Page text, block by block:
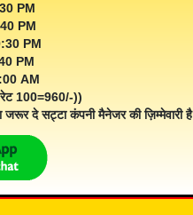
PM
PM
PM
PM
AM
100=960/-))
दे सट्टा कंपनी मैनेजर की ज़िम्मेवारी है